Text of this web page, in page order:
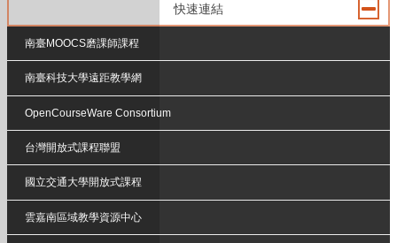
快速連結
南臺MOOCS磨課師課程
南臺科技大學遠距教學網
OpenCourseWare Consortium
台灣開放式課程聯盟
國立交通大學開放式課程
雲嘉南區域教學資源中心